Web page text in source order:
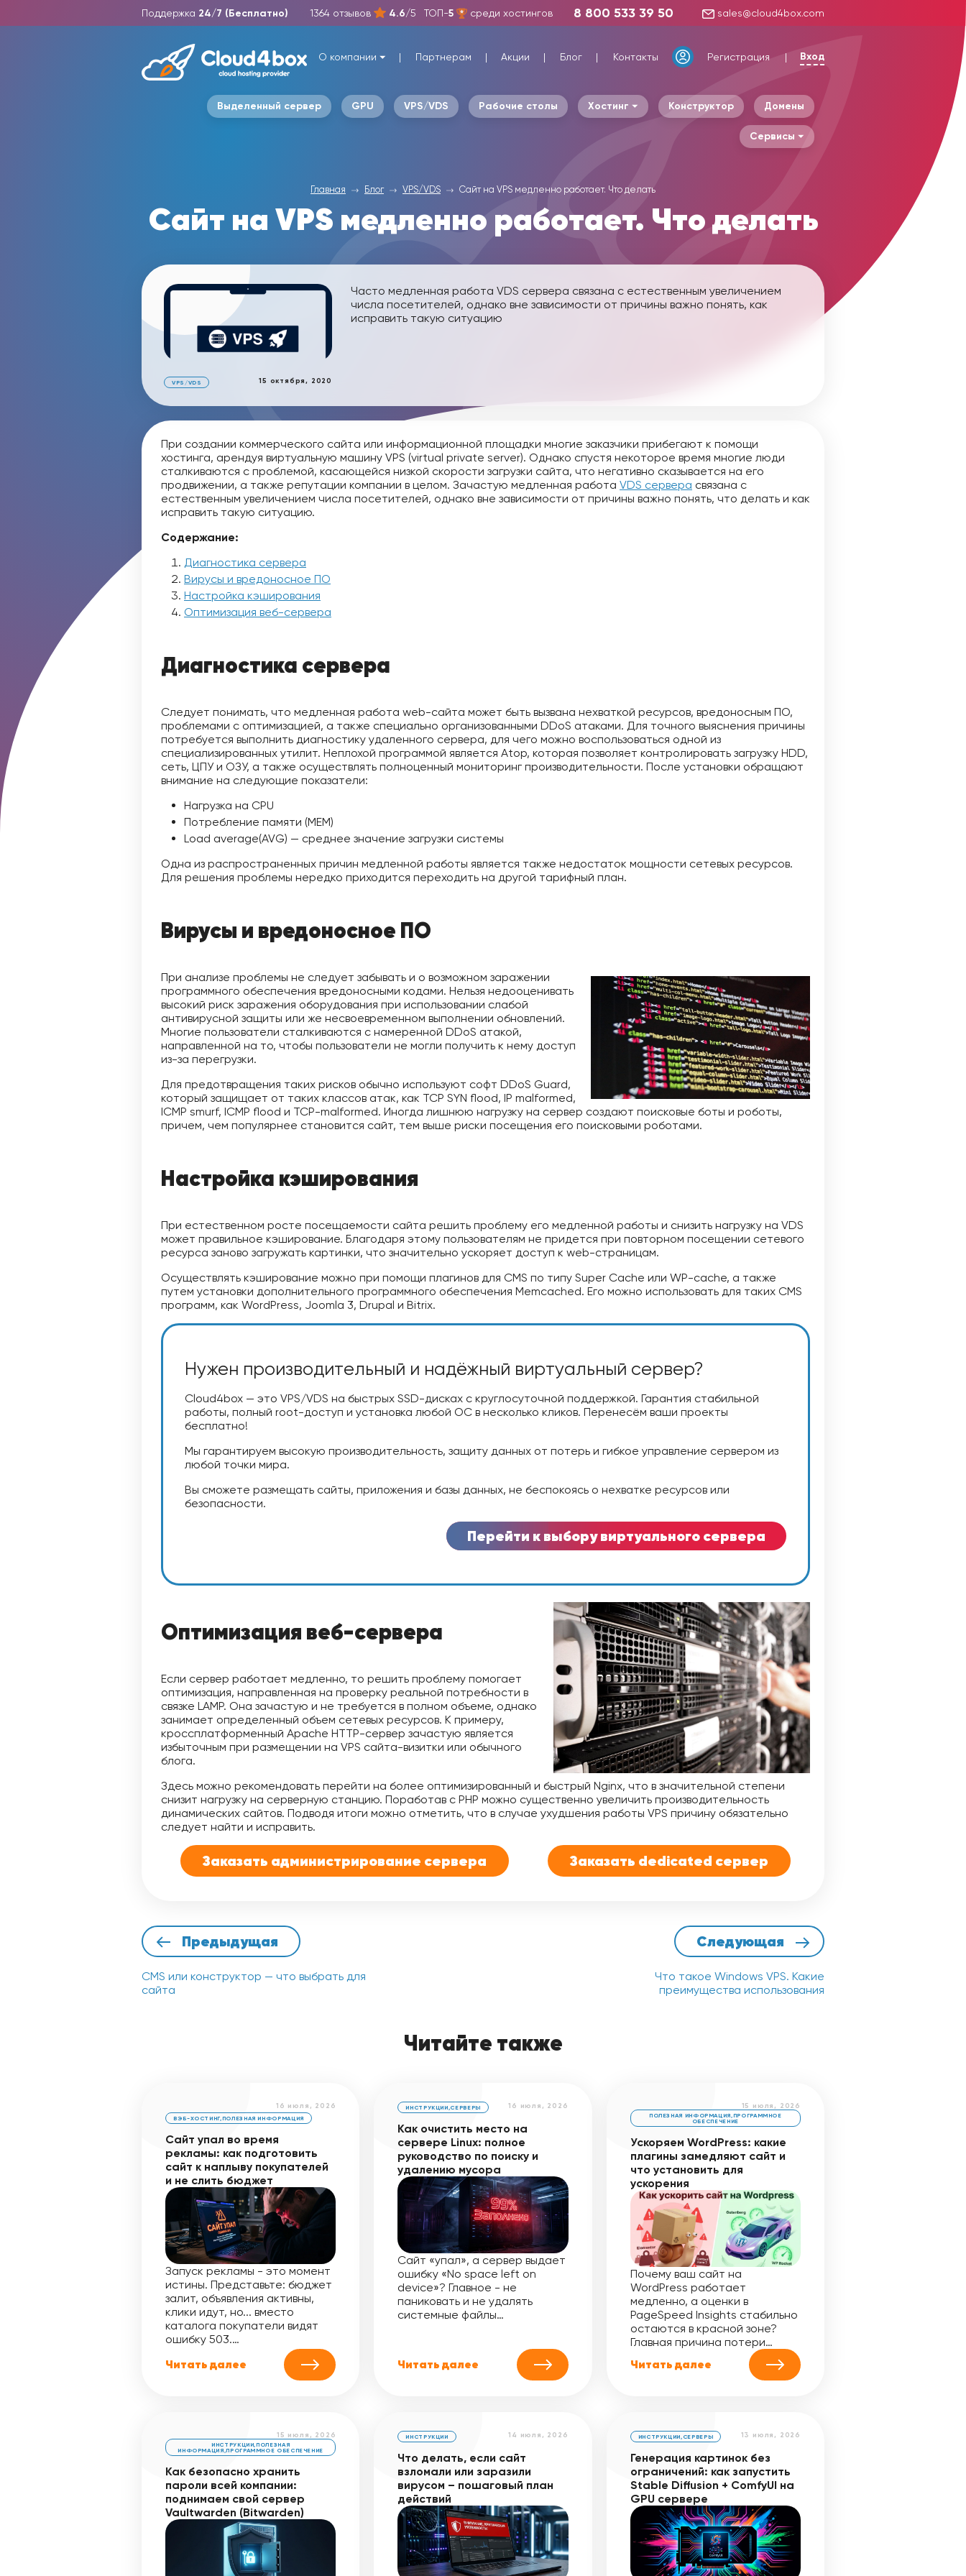
Поддержка 24/7 (Бесплатно) 1364 отзывов 4.6/5 ТОП-5 среди хостингов 8 800 533 39 50 sales@cloud4box.com
О компании Партнерам Акции Блог Контакты Регистрация Вход
Выделенный сервер GPU VPS/VDS Рабочие столы Хостинг Конструктор Домены
Сервисы
Главная Блог VPS/VDS Сайт на VPS медленно работает. Что делать
Сайт на VPS медленно работает. Что делать
15 октября, 2020
VPS/VDS
Часто медленная работа VDS сервера связана с естественным увеличением
числа посетителей, однако вне зависимости от причины важно понять, как
исправить такую ситуацию
При создании коммерческого сайта или информационной площадки многие заказчики прибегают к помощи
хостинга, арендуя виртуальную машину VPS (virtual private server). Однако спустя некоторое время многие люди
сталкиваются с проблемой, касающейся низкой скорости загрузки сайта, что негативно сказывается на его
продвижении, а также репутации компании в целом. Зачастую медленная работа VDS сервера связана с
естественным увеличением числа посетителей, однако вне зависимости от причины важно понять, что делать и как
исправить такую ситуацию.
Содержание:
Диагностика сервера
Вирусы и вредоносное ПО
Настройка кэширования
Оптимизация веб-сервера
Диагностика сервера
Следует понимать, что медленная работа web-сайта может быть вызвана нехваткой ресурсов, вредоносным ПО,
проблемами с оптимизацией, а также специально организованными DDoS атаками. Для точного выяснения причины
потребуется выполнить диагностику удаленного сервера, для чего можно воспользоваться одной из
специализированных утилит. Неплохой программой является Atop, которая позволяет контролировать загрузку HDD,
сеть, ЦПУ и ОЗУ, а также осуществлять полноценный мониторинг производительности. После установки обращают
внимание на следующие показатели:
Нагрузка на CPU
Потребление памяти (MEM)
Load average(AVG) — среднее значение загрузки системы
Одна из распространенных причин медленной работы является также недостаток мощности сетевых ресурсов.
Для решения проблемы нередко приходится переходить на другой тарифный план.
Вирусы и вредоносное ПО
При анализе проблемы не следует забывать и о возможном заражении
программного обеспечения вредоносными кодами. Нельзя недооценивать
высокий риск заражения оборудования при использовании слабой
антивирусной защиты или же несвоевременном выполнении обновлений.
Многие пользователи сталкиваются с намеренной DDoS атакой,
направленной на то, чтобы пользователи не могли получить к нему доступ
из-за перегрузки.
Для предотвращения таких рисков обычно используют софт DDoS Guard,
который защищает от таких классов атак, как TCP SYN flood, IP malformed,
ICMP smurf, ICMP flood и TCP-malformed. Иногда лишнюю нагрузку на сервер создают поисковые боты и роботы,
причем, чем популярнее становится сайт, тем выше риски посещения его поисковыми роботами.
Настройка кэширования
При естественном росте посещаемости сайта решить проблему его медленной работы и снизить нагрузку на VDS
может правильное кэширование. Благодаря этому пользователям не придется при повторном посещении сетевого
ресурса заново загружать картинки, что значительно ускоряет доступ к web-страницам.
Осуществлять кэширование можно при помощи плагинов для CMS по типу Super Cache или WP-cache, а также
путем установки дополнительного программного обеспечения Memcached. Его можно использовать для таких CMS
программ, как WordPress, Joomla 3, Drupal и Bitrix.
Нужен производительный и надёжный виртуальный сервер?
Cloud4box — это VPS/VDS на быстрых SSD-дисках с круглосуточной поддержкой. Гарантия стабильной
работы, полный root-доступ и установка любой ОС в несколько кликов. Перенесём ваши проекты
бесплатно!
Мы гарантируем высокую производительность, защиту данных от потерь и гибкое управление сервером из
любой точки мира.
Вы сможете размещать сайты, приложения и базы данных, не беспокоясь о нехватке ресурсов или
безопасности.
Перейти к выбору виртуального сервера
Оптимизация веб-сервера
Если сервер работает медленно, то решить проблему помогает
оптимизация, направленная на проверку реальной потребности в
связке LAMP. Она зачастую и не требуется в полном объеме, однако
занимает определенный объем сетевых ресурсов. К примеру,
кроссплатформенный Apache HTTP-сервер зачастую является
избыточным при размещении на VPS сайта-визитки или обычного
блога.
Здесь можно рекомендовать перейти на более оптимизированный и быстрый Nginx, что в значительной степени
снизит нагрузку на серверную станцию. Поработав с PHP можно существенно увеличить производительность
динамических сайтов. Подводя итоги можно отметить, что в случае ухудшения работы VPS причину обязательно
следует найти и исправить.
Заказать администрирование сервера Заказать dedicated сервер
Предыдущая
CMS или конструктор — что выбрать для
сайта
Следующая
Что такое Windows VPS. Какие
преимущества использования
Читайте также
16 июля, 2026
ВЭБ-ХОСТИНГ,ПОЛЕЗНАЯ ИНФОРМАЦИЯ
Сайт упал во время
рекламы: как подготовить
сайт к наплыву покупателей
и не слить бюджет
Запуск рекламы - это момент
истины. Представьте: бюджет
залит, объявления активны,
клики идут, но... вместо
каталога покупатели видят
ошибку 503.…
Читать далее
16 июля, 2026
ИНСТРУКЦИИ,СЕРВЕРЫ
Как очистить место на
сервере Linux: полное
руководство по поиску и
удалению мусора
Сайт «упал», а сервер выдает
ошибку «No space left on
device»? Главное - не
паниковать и не удалять
системные файлы…
Читать далее
15 июля, 2026
ПОЛЕЗНАЯ ИНФОРМАЦИЯ,ПРОГРАММНОЕ
ОБЕСПЕЧЕНИЕ
Ускоряем WordPress: какие
плагины замедляют сайт и
что установить для
ускорения
Почему ваш сайт на
WordPress работает
медленно, а оценки в
PageSpeed Insights стабильно
остаются в красной зоне?
Главная причина потери…
Читать далее
15 июля, 2026
ИНСТРУКЦИИ,ПОЛЕЗНАЯ
ИНФОРМАЦИЯ,ПРОГРАММНОЕ ОБЕСПЕЧЕНИЕ
Как безопасно хранить
пароли всей компании:
поднимаем свой сервер
Vaultwarden (Bitwarden)
14 июля, 2026
ИНСТРУКЦИИ
Что делать, если сайт
взломали или заразили
вирусом – пошаговый план
действий
13 июля, 2026
ИНСТРУКЦИИ, СЕРВЕРЫ
Генерация картинок без
ограничений: как запустить
Stable Diffusion + ComfyUI на
GPU сервере